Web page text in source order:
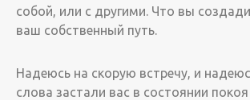
собой, или с другими. Что вы
ваш собственный путь.
Надеюсь на скорую встречу, и
слова застали вас в состоянии